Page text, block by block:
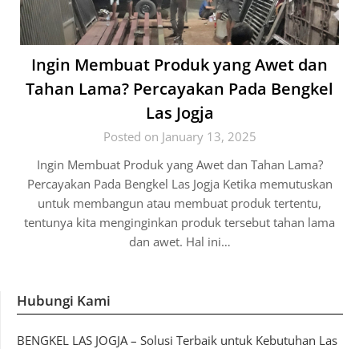
Ingin Membuat Produk yang Awet dan
Tahan Lama? Percayakan Pada Bengkel
Las Jogja
Posted on January 13, 2025
Ingin Membuat Produk yang Awet dan Tahan Lama?
Percayakan Pada Bengkel Las Jogja Ketika memutuskan
untuk membangun atau membuat produk tertentu,
tentunya kita menginginkan produk tersebut tahan lama
dan awet. Hal ini…
Hubungi Kami
BENGKEL LAS JOGJA – Solusi Terbaik untuk Kebutuhan Las